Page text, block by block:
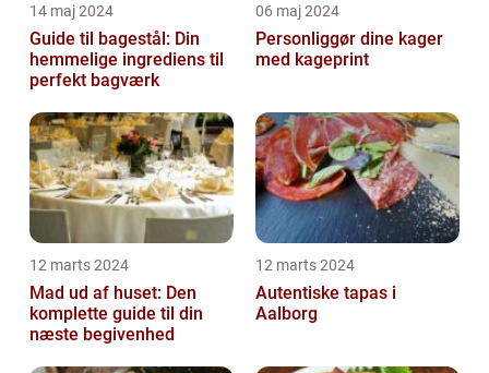
14 maj 2024
Guide til bagestål: Din
hemmelige ingrediens til
perfekt bagværk
06 maj 2024
Personliggør dine kager
med kageprint
12 marts 2024
Mad ud af huset: Den
komplette guide til din
næste begivenhed
12 marts 2024
Autentiske tapas i
Aalborg